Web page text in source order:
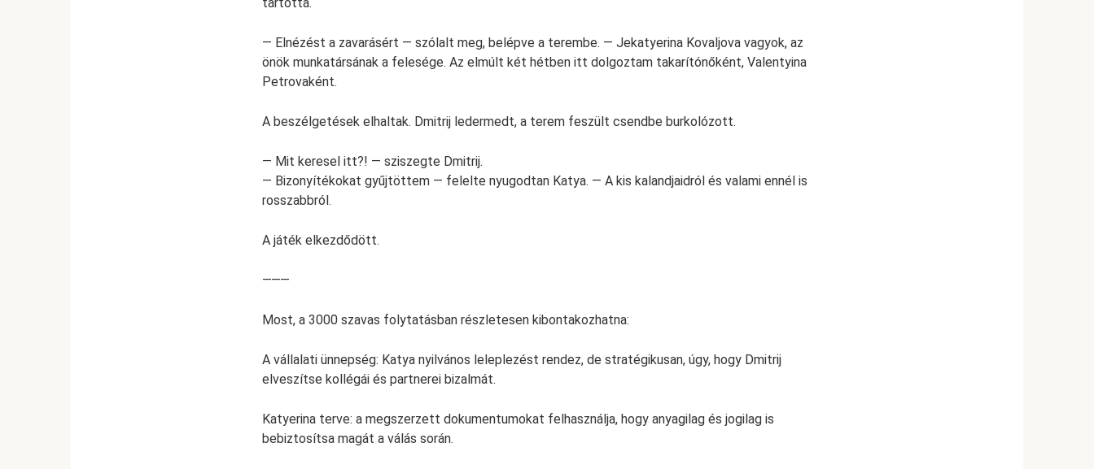
— Elnézést a zavarásért — szólalt meg, belépve a terembe. — Jekatyerina Kovaljova vagyok, az
önök munkatársának a felesége. Az elmúlt két hétben itt dolgoztam takarítónőként, Valentyina
Petrovaként.
A beszélgetések elhaltak. Dmitrij ledermedt, a terem feszült csendbe burkolózott.
— Mit keresel itt?! — sziszegte Dmitrij.
— Bizonyítékokat gyűjtöttem — felelte nyugodtan Katya. — A kis kalandjaidról és valami ennél is
rosszabbról.
A játék elkezdődött.
⸻
Most, a 3000 szavas folytatásban részletesen kibontakozhatna:
A vállalati ünnepség: Katya nyilvános leleplezést rendez, de stratégikusan, úgy, hogy Dmitrij
elveszítse kollégái és partnerei bizalmát.
Katyerina terve: a megszerzett dokumentumokat felhasználja, hogy anyagilag és jogilag is
bebiztosítsa magát a válás során.